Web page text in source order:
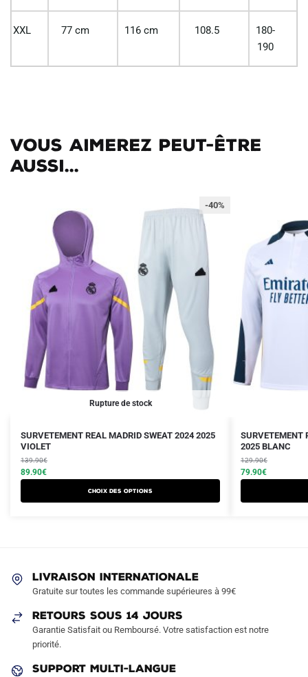
XXL 77 cm 116 cm 108.5
180-
190
Vous aimerez peut-être
aussi...
Rupture de stock
-40%
SURVETEMENT REAL MADRID SWEAT 2024 2025
VIOLET
139.90€
Le
prix
initial
était :
89.90€
Le
prix
actuel
est :
Choix des options
Ce
produit
a
plusieurs
variations.
choisies
la
page
produit
SURVETEMENT
2025 BLANC
129.90€
Le
prix
initial
était :
79.90€
Le
prix
actuel
est :
Ce
produit
a
plusieurs
variations.
page
LIVRAISON INTERNATIONALE
Gratuite sur toutes les commande supérieures à 99€
RETOURS SOUS 14 JOURS
Garantie Satisfait ou Remboursé. Votre satisfaction est notre
priorité.
SUPPORT MULTI-LANGUE